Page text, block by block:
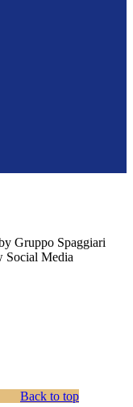
Gruppo Spaggiari
Social Media
Back to top